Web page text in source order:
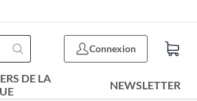
Connexion
DE LA
NEWSLETTER